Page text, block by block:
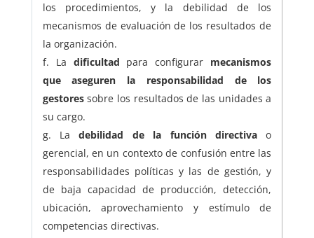
los procedimientos, y la debilidad de los
mecanismos de evaluación de los resultados de
la organización.
La dificultad para configurar mecanismos
que aseguren la responsabilidad de los
gestoressobre los resultados de las unidades a
su cargo.
Ladebilidad de la función directivao
gerencial, en un contexto de confusión entre las
responsabilidades políticas y las de gestión, y
de baja capacidad de producción, detección,
ubicación, aprovechamiento y estímulo de
competencias directivas.